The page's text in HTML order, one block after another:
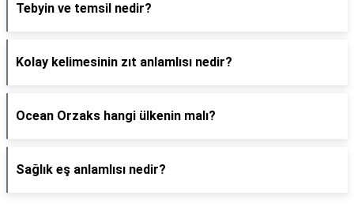
Tebyin ve temsil nedir?
Kolay kelimesinin zıt anlamlısı nedir?
Ocean Orzaks hangi ülkenin malı?
Sağlık eş anlamlısı nedir?